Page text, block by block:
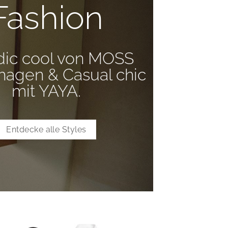
cool von MOSS
& Casual chic
mit YAYA.
Entdecke alle Styles